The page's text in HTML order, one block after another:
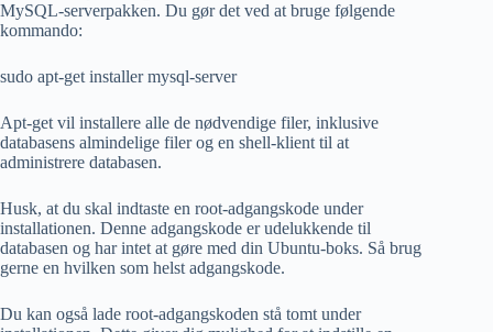
MySQL-serverpakken. Du gør det ved at bruge følgende
kommando:
sudo apt-get installer mysql-server
Apt-get vil installere alle de nødvendige filer, inklusive
databasens almindelige filer og en shell-klient til at
administrere databasen.
Husk, at du skal indtaste en root-adgangskode under
installationen. Denne adgangskode er udelukkende til
databasen og har intet at gøre med din Ubuntu-boks. Så brug
gerne en hvilken som helst adgangskode.
Du kan også lade root-adgangskoden stå tomt under